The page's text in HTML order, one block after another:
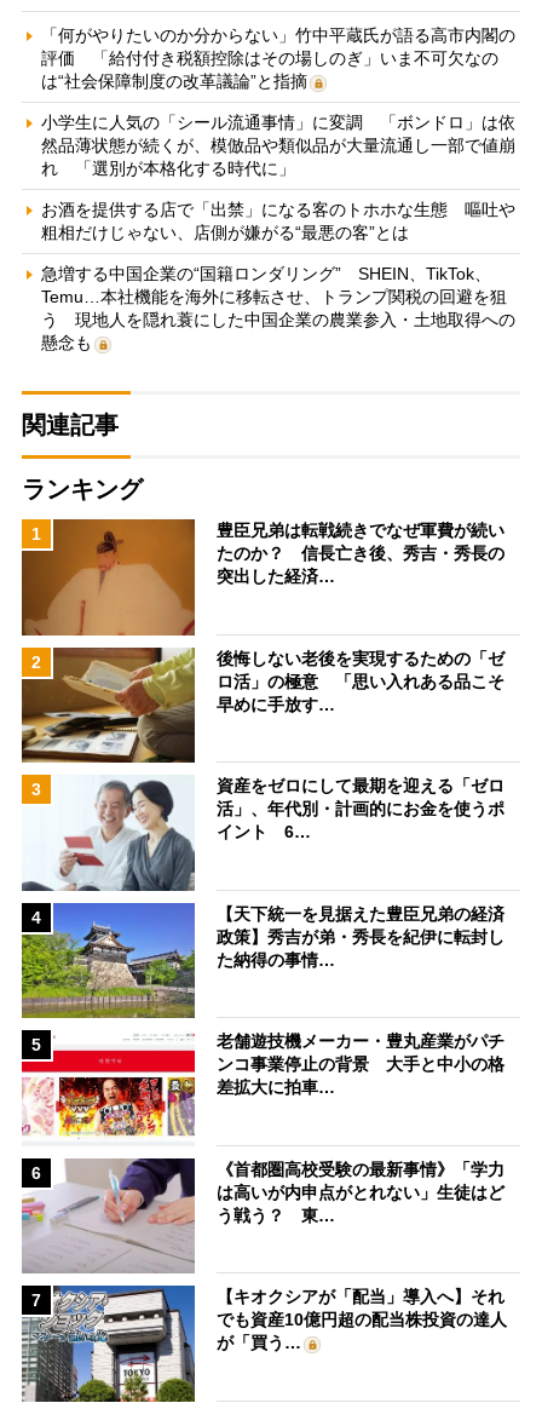
「何がやりたいのか分からない」竹中平蔵氏が語る高市内閣の
評価 「給付付き税額控除はその場しのぎ」いま不可欠なの
は“社会保障制度の改革議論”と指摘
小学生に人気の「シール流通事情」に変調 「ボンドロ」は依
然品薄状態が続くが、模倣品や類似品が大量流通し一部で値崩
れ 「選別が本格化する時代に」
お酒を提供する店で「出禁」になる客のトホホな生態 嘔吐や
粗相だけじゃない、店側が嫌がる“最悪の客”とは
急増する中国企業の“国籍ロンダリング” SHEIN、TikTok、
Temu…本社機能を海外に移転させ、トランプ関税の回避を狙
う 現地人を隠れ蓑にした中国企業の農業参入・土地取得への
懸念も
関連記事
ランキング
1
豊臣兄弟は転戦続きでなぜ軍費が続い
たのか？ 信長亡き後、秀吉・秀長の
突出した経済…
2
後悔しない老後を実現するための「ゼ
ロ活」の極意 「思い入れある品こそ
早めに手放す…
3
資産をゼロにして最期を迎える「ゼロ
活」、年代別・計画的にお金を使うポ
イント 6…
4
【天下統一を見据えた豊臣兄弟の経済
政策】秀吉が弟・秀長を紀伊に転封し
た納得の事情…
5
老舗遊技機メーカー・豊丸産業がパチ
ンコ事業停止の背景 大手と中小の格
差拡大に拍車…
6
《首都圏高校受験の最新事情》「学力
は高いが内申点がとれない」生徒はど
う戦う？ 東…
7
【キオクシアが「配当」導入へ】それ
でも資産10億円超の配当株投資の達人
が「買う…